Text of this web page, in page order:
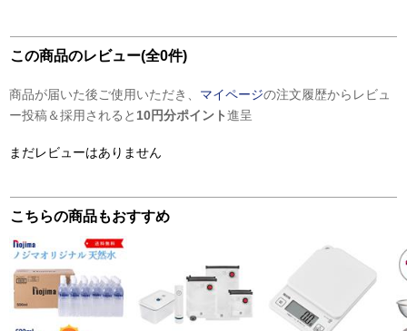
この商品のレビュー(全0件)
商品が届いた後ご使用いただき、 マイページの注文履歴からレビュ
ー投稿＆採用されると 10円分ポイント進呈
まだレビューはありません
こちらの商品もおすすめ